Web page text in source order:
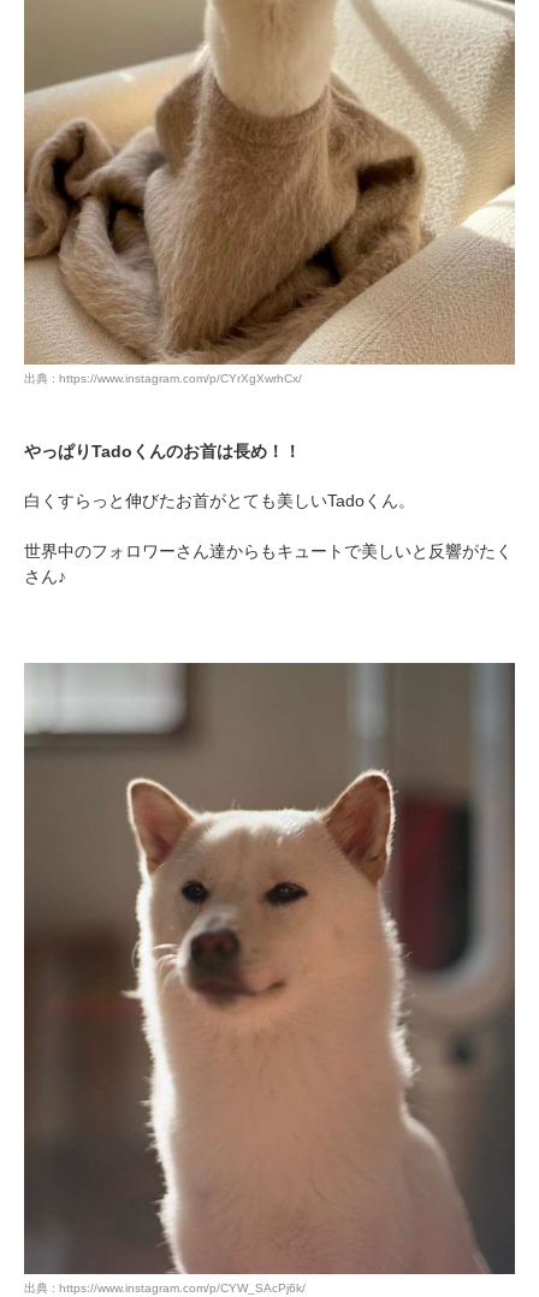
出典 : https://www.instagram.com/p/CYrXgXwrhCx/
やっぱりTadoくんのお首は長め！！
白くすらっと伸びたお首がとても美しいTadoくん。
世界中のフォロワーさん達からもキュートで美しいと反響がたく
さん♪
出典 : https://www.instagram.com/p/CYW_SAcPj6k/
pecodogs
いぬ部をフォロー
ねこ部をフォロー
PECOアプリをダウンロード済みの方